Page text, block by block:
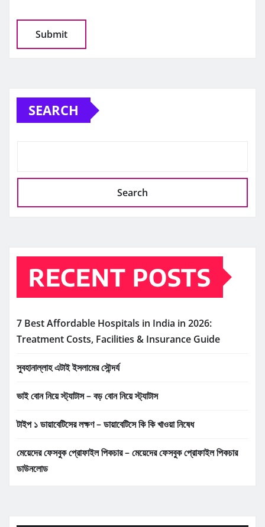
SEARCH
Search
RECENT POSTS
7 Best Affordable Hospitals in India in 2026:
Treatment Costs, Facilities & Insurance Guide
সুবহানাল্লাহ এটাই ইসলামের সৌন্দর্য
ভাই বোন নিয়ে স্ট্যাটাস – বড় বোন নিয়ে স্ট্যাটাস
টাইপ ১ ডায়াবেটিসের লক্ষণ – ডায়াবেটিসে কি কি খাওয়া নিষেধ
মেয়েদের ফেসবুক প্রোফাইল পিকচার – মেয়েদের ফেসবুক প্রোফাইল পিকচার
ডাউনলোড